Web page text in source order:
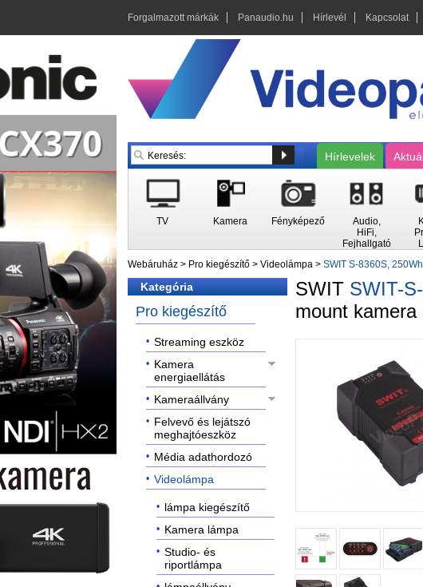
Forgalmazott márkák Panaudio.hu Hírlevél Kapcsolat
Hírlevelek
TV Kamera Fényképező
Audio,
HiFi,
Fejhallgató
Webáruház > Pro kiegészítő > Videolámpa > SWIT S-8360S,
Kategória
Pro kiegészítő
Streaming eszköz
Kamera
energiaellátás
Kameraállvány
Felvevő és lejátszó
meghajtóeszköz
Média adathordozó
Videolámpa
lámpa kiegészítő
Kamera lámpa
Studio- és
riportlámpa
SWIT SWIT-
mount